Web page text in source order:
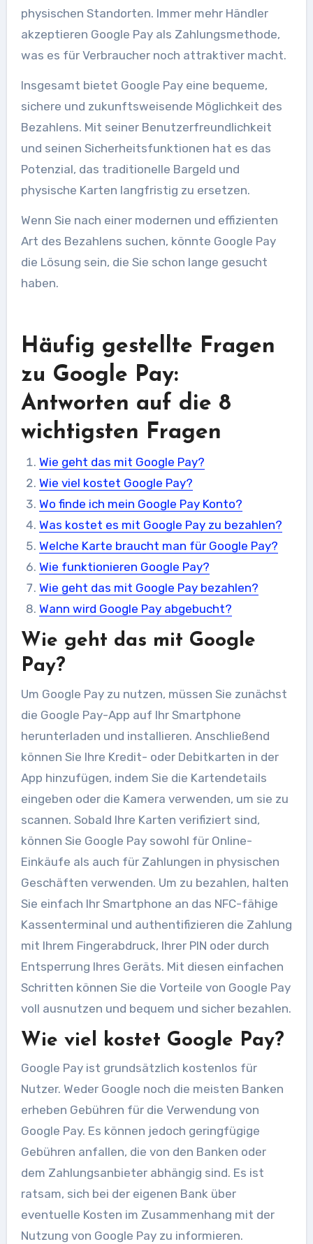
physischen Standorten. Immer mehr Händler
akzeptieren Google Pay als Zahlungsmethode,
was es für Verbraucher noch attraktiver macht.
Insgesamt bietet Google Pay eine bequeme,
sichere und zukunftsweisende Möglichkeit des
Bezahlens. Mit seiner Benutzerfreundlichkeit
und seinen Sicherheitsfunktionen hat es das
Potenzial, das traditionelle Bargeld und
physische Karten langfristig zu ersetzen.
Wenn Sie nach einer modernen und effizienten
Art des Bezahlens suchen, könnte Google Pay
die Lösung sein, die Sie schon lange gesucht
haben.
Häufig gestellte Fragen
zu Google Pay:
Antworten auf die 8
wichtigsten Fragen
Wie geht das mit Google Pay?
Wie viel kostet Google Pay?
Wo finde ich mein Google Pay Konto?
Was kostet es mit Google Pay zu bezahlen?
Welche Karte braucht man für Google Pay?
Wie funktionieren Google Pay?
Wie geht das mit Google Pay bezahlen?
Wann wird Google Pay abgebucht?
Wie geht das mit Google
Pay?
Um Google Pay zu nutzen, müssen Sie zunächst
die Google Pay-App auf Ihr Smartphone
herunterladen und installieren. Anschließend
können Sie Ihre Kredit- oder Debitkarten in der
App hinzufügen, indem Sie die Kartendetails
eingeben oder die Kamera verwenden, um sie zu
scannen. Sobald Ihre Karten verifiziert sind,
können Sie Google Pay sowohl für Online-
Einkäufe als auch für Zahlungen in physischen
Geschäften verwenden. Um zu bezahlen, halten
Sie einfach Ihr Smartphone an das NFC-fähige
Kassenterminal und authentifizieren die Zahlung
mit Ihrem Fingerabdruck, Ihrer PIN oder durch
Entsperrung Ihres Geräts. Mit diesen einfachen
Schritten können Sie die Vorteile von Google Pay
voll ausnutzen und bequem und sicher bezahlen.
Wie viel kostet Google Pay?
Google Pay ist grundsätzlich kostenlos für
Nutzer. Weder Google noch die meisten Banken
erheben Gebühren für die Verwendung von
Google Pay. Es können jedoch geringfügige
Gebühren anfallen, die von den Banken oder
dem Zahlungsanbieter abhängig sind. Es ist
ratsam, sich bei der eigenen Bank über
eventuelle Kosten im Zusammenhang mit der
Nutzung von Google Pay zu informieren.